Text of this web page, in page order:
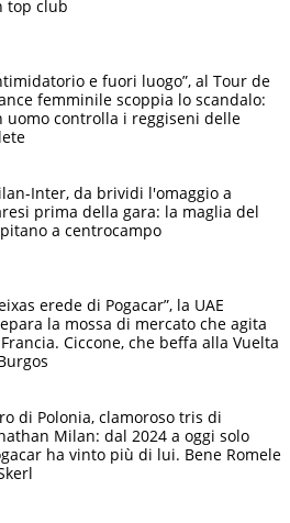
top club
e fuori luogo”, al Tour de
femminile scoppia lo scandalo:
uomo controlla i reggiseni delle
Inter, da brividi l'omaggio a
prima della gara: la maglia del
a centrocampo
erede di Pogacar”, la UAE
la mossa di mercato che agita
Ciccone, che beffa alla Vuelta
di Polonia, clamoroso tris di
Milan: dal 2024 a oggi solo
ha vinto più di lui. Bene Romele